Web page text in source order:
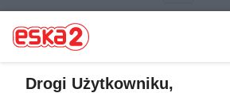
Drogi Użytkowniku,